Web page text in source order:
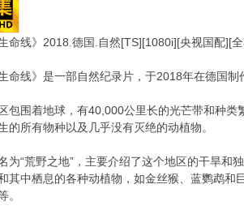
生命线》2018.德国.自然[TS][1080i][央视国配][
生命线》是一部自然纪录片，于2018年在德国
包围着地球，有40,000公里长的光芒带和种
的所有物种以及几乎没有灭绝的动植物。
为“荒野之地”，主要介绍了这个地区的干旱和
其中栖息的各种动植物，如金丝猴、蓝鹦鹉和
。